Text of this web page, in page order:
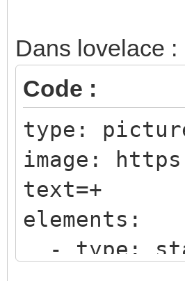
{% set
"Mars",
"Août",
"Decembre"]
{% set
"Mercredi",
"Dimanche"]
{{
Dans lovelace
Code :
type:
image:
text=+
elements:
- type: